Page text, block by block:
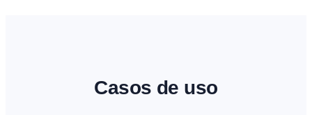
Casos de uso